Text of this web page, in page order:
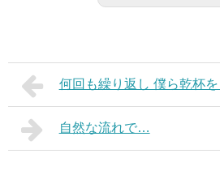
何回も繰り返し 僕ら乾杯
自然な流れで…